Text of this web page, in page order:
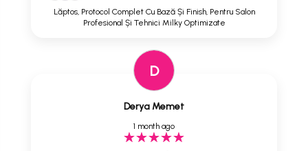
Lăptos, Protocol Complet Cu Bază Și Finish, Pentru Salon
Profesional Și Tehnici Milky Optimizate
D
Derya Memet
1 month ago